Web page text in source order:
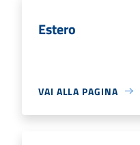
Estero
VAI ALLA PAGINA